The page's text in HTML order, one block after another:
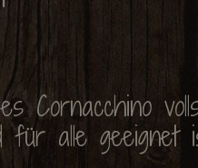
Cornacchino
für alle geeignet